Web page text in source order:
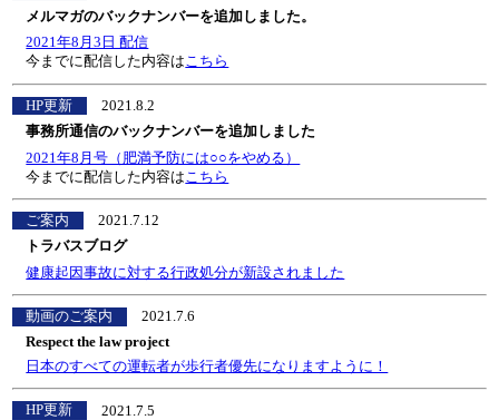
メルマガのバックナンバーを追加しました。
2021年8月3日 配信
今までに配信した内容はこちら
HP更新
2021.8.2
事務所通信のバックナンバーを追加しました
2021年8月号（肥満予防には○○をやめる）
今までに配信した内容は こちら
ご案内
2021.7.12
トラバスブログ
健康起因事故に対する行政処分が新設されました
動画のご案内
2021.7.6
Respect the law project
日本のすべての運転者が歩行者優先になりますように！
HP更新
2021.7.5